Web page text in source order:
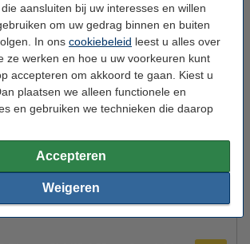
aansluiten bij uw interesses en willen
om uw gedrag binnen en buiten
In ons cookiebeleid leest u alles over
ze werken en hoe u uw voorkeuren kunt
accepteren om akkoord te gaan. Kiest u
plaatsen we alleen functionele en
en gebruiken we technieken die daarop
Accepteren
Weigeren
en beschrijving
Morgen in huis
Bestellen